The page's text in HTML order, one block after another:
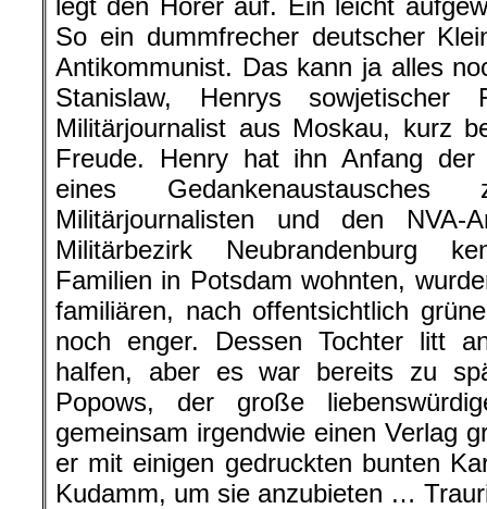
legt den Hörer auf. Ein leicht
So ein dummfrecher deutscher
Antikommunist. Das kann ja alles
Stanislaw, Henrys sowjetischer
Militärjournalist aus Moskau, kurz
Freude. Henry hat ihn Anfang der
eines Gedankenaustausches
Militärjournalisten und den NVA-
Militärbezirk Neubrandenburg
Familien in Potsdam wohnten,
familiären, nach offentsichtlich
noch enger. Dessen Tochter litt
halfen, aber es war bereits zu
Popows, der große
gemeinsam irgendwie einen Verlag
er mit einigen gedruckten bunten
Kudamm, um sie anzubieten …